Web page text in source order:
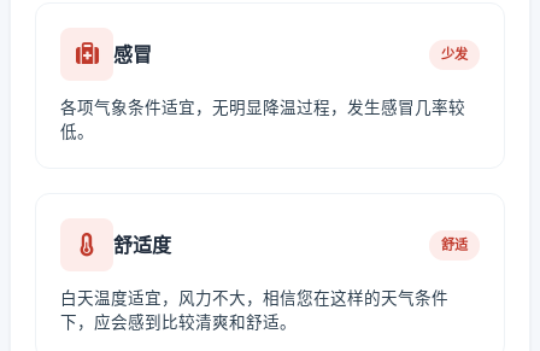
感冒 少发
各项气象条件适宜，无明显降温过程，发生感冒几率较
低。
舒适度 舒适
白天温度适宜，风力不大，相信您在这样的天气条件
下，应会感到比较清爽和舒适。